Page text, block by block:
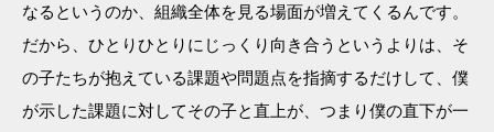
なるというのか、組織全体を見る場面が増えてくるんです。
だから、ひとりひとりにじっくり向き合うというよりは、そ
の子たちが抱えている課題や問題点を指摘するだけして、僕
が示した課題に対してその子と直上が、つまり僕の直下が一